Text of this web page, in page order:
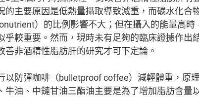
的主要原因是低熱量攝取導致減重，而碳水化合
）的比例影響不大；但在攝入的能量高
乎較重要。然而，現時未有足夠的臨床證據作出
善非酒精性脂肪肝的研究才可下定論。
以防彈咖啡（bulletproof coffee）減輕體重，原
牛油、中鏈甘油三酯油主要是為了增加脂肪含量